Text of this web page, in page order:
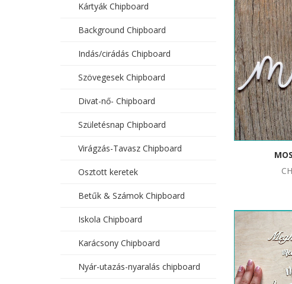
Kártyák Chipboard
Background Chipboard
Indás/cirádás Chipboard
Szövegesek Chipboard
Divat-nő- Chipboard
Születésnap Chipboard
Virágzás-Tavasz Chipboard
Osztott keretek
Betűk & Számok Chipboard
Iskola Chipboard
Karácsony Chipboard
Nyár-utazás-nyaralás chipboard